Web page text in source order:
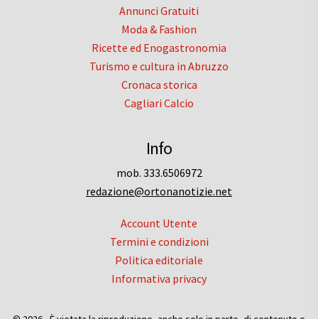
Annunci Gratuiti
Moda & Fashion
Ricette ed Enogastronomia
Turismo e cultura in Abruzzo
Cronaca storica
Cagliari Calcio
Info
mob. 333.6506972
redazione@ortonanotizie.net
Account Utente
Termini e condizioni
Politica editoriale
Informativa privacy